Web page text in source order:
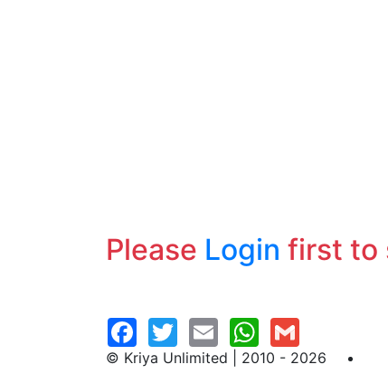
Please Login first to
© Kriya Unlimited | 2010 - 2026